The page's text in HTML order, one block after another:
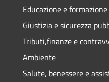
Educazione e formazione
Giustizia e sicurezza
Tributi,finanze e
Ambiente
Salute, benessere e